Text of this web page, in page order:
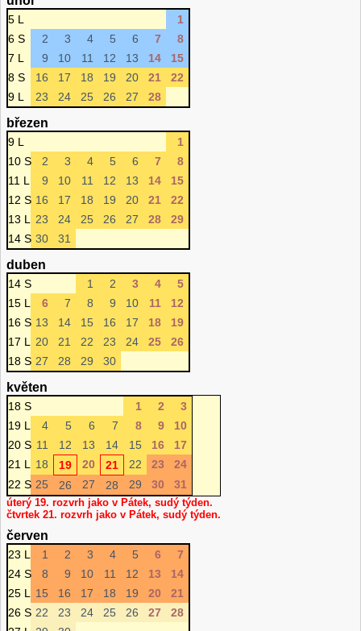
5 L
1
6 S
2 3 4 5 6 7
8
7 L
9 10 11 12 13 14
15
8 S
16 17 18 19 20 21
22
9 L
23 24 25 26 27 28
březen
9 L
1
10 S
2 3 4 5 6 7
8
11 L
9 10 11 12 13 14
15
12 S 16 17 18 19 20 21
22
13 L
23 24 25 26 27 28
29
14 S 30 31
duben
14 S 1 2 3 4
5
15 L
6 7 8 9 10 11
12
16 S 13 14 15 16 17 18
19
17 L
20 21 22 23 24 25
26
18 S 27 28 29 30
květen
18 S 1 2
3
19 L
4 5 6 7 8 9
10
20 S 11 12 13 14 15 16
17
21 L
18 19 20 21 22 23
24
22 S 25 26 27 28 29 30 31
úterý 19. rozvrh jako v Pátek, sudý týden.
čtvrtek 21. rozvrh jako v Pátek, sudý týden.
červen
23 L 1 2 3 4 5 6
7
24 S
8 9 10 11 12 13
14
25 L
15 16 17 18 19 20
21
26 S 22 23 24 25 26 27
28